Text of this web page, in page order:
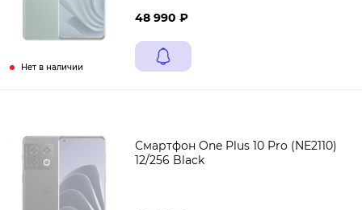
Нет в наличии
48 990 ₽
Смартфон One Plus 10 Pro (NE2110)
12/256 Black